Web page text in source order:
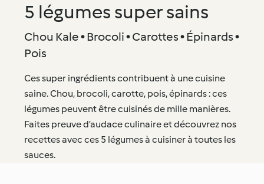
5 légumes super sains
Chou Kale • Brocoli • Carottes • Épinards •
Pois
Ces super ingrédients contribuent à une cuisine
saine. Chou, brocoli, carotte, pois, épinards : ces
légumes peuvent être cuisinés de mille manières.
Faites preuve d’audace culinaire et découvrez nos
recettes avec ces 5 légumes à cuisiner à toutes les
sauces.